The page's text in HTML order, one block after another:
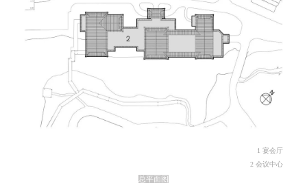
1 宴会厅
2 会议中心
总平面图